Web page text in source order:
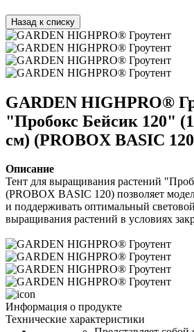
Назад к списку
GARDEN HIGHPRO®
"Пробокс Бейсик 120"
см) (PROBOX BASIC
Описание
Тент для выращивания растений
(PROBOX BASIC 120) позволяет
и поддерживать оптимальный
выращивания растений в условиях
Информация о продукте
Технические характеристики